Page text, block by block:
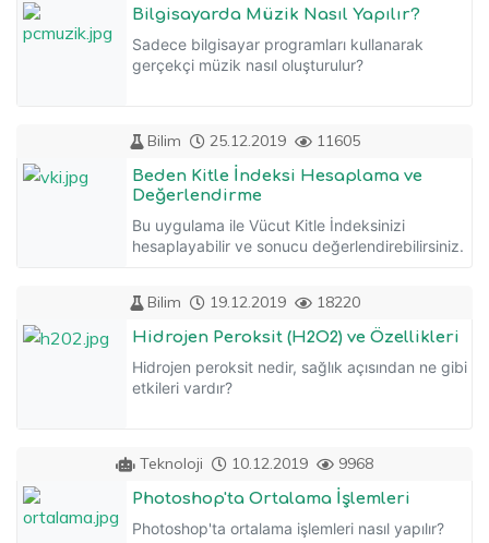
Bilgisayarda Müzik Nasıl Yapılır?
Sadece bilgisayar programları kullanarak
gerçekçi müzik nasıl oluşturulur?
Bilim 25.12.2019 11605
Beden Kitle İndeksi Hesaplama ve
Değerlendirme
Bu uygulama ile Vücut Kitle İndeksinizi
hesaplayabilir ve sonucu değerlendirebilirsiniz.
Bilim 19.12.2019 18220
Hidrojen Peroksit (H2O2) ve Özellikleri
Hidrojen peroksit nedir, sağlık açısından ne gibi
etkileri vardır?
Teknoloji 10.12.2019 9968
Photoshop'ta Ortalama İşlemleri
Photoshop'ta ortalama işlemleri nasıl yapılır?